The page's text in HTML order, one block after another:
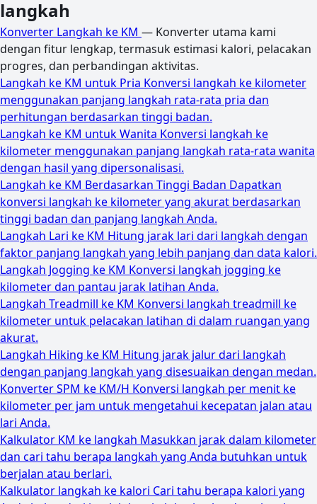
langkah
Konverter Langkah ke KM — Konverter utama kami
dengan fitur lengkap, termasuk estimasi kalori, pelacakan
progres, dan perbandingan aktivitas.
Langkah ke KM untuk Pria Konversi langkah ke kilometer
menggunakan panjang langkah rata-rata pria dan
perhitungan berdasarkan tinggi badan.
Langkah ke KM untuk Wanita Konversi langkah ke
kilometer menggunakan panjang langkah rata-rata wanita
dengan hasil yang dipersonalisasi.
Langkah ke KM Berdasarkan Tinggi Badan Dapatkan
konversi langkah ke kilometer yang akurat berdasarkan
tinggi badan dan panjang langkah Anda.
Langkah Lari ke KM Hitung jarak lari dari langkah dengan
faktor panjang langkah yang lebih panjang dan data kalori.
Langkah Jogging ke KM Konversi langkah jogging ke
kilometer dan pantau jarak latihan Anda.
Langkah Treadmill ke KM Konversi langkah treadmill ke
kilometer untuk pelacakan latihan di dalam ruangan yang
akurat.
Langkah Hiking ke KM Hitung jarak jalur dari langkah
dengan panjang langkah yang disesuaikan dengan medan.
Konverter SPM ke KM/H Konversi langkah per menit ke
kilometer per jam untuk mengetahui kecepatan jalan atau
lari Anda.
Kalkulator KM ke langkah Masukkan jarak dalam kilometer
dan cari tahu berapa langkah yang Anda butuhkan untuk
berjalan atau berlari.
Kalkulator langkah ke kalori Cari tahu berapa kalori yang